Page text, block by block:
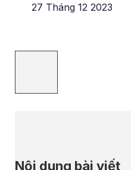
27 Tháng 12 2023
Nội dung bài viết